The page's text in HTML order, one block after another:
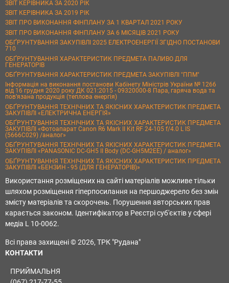
ЗВІТ КЕРІВНИКА ЗА 2020 РІК
ЗВІТ КЕРІВНИКА ЗА 2019 РІК
ЗВІТ ПРО ВИКОНАННЯ ФІНПЛАНУ ЗА 1 КВАРТАЛ 2021 РОКУ
ЗВІТ ПРО ВИКОНАННЯ ФІНПЛАНУ ЗА 6 МІСЯЦІВ 2021 РОКУ
ОБҐРУНТУВАННЯ ЗАКУПІВЛІ 2025 ЕЛЕКТРОЕНЕРГІЇ ЗГІДНО ПОСТАНОВИ
710
ОБҐРУНТУВАННЯ ХАРАКТЕРИСТИК ПРЕДМЕТА ПАЛИВО ДЛЯ
ГЕНЕРАТОРІВ
ОБҐРУНТУВАННЯ ХАРАКТЕРИСТИК ПРЕДМЕТА ЗАКУПІВЛІ "ППМ"
Інформація на виконання постанови Кабінету Міністрів України № 1266
від 16 грудня 2020 року ДК 021:2015 - 09320000-8 Пара, гаряча вода та
пов’язана продукція (теплова енергія)
ОБҐРУНТУВАННЯ ТЕХНІЧНИХ ТА ЯКІСНИХ ХАРАКТЕРИСТИК ПРЕДМЕТА
ЗАКУПІВЛІ «ЕЛЕКТРИЧНА ЕНЕРГІЯ»
ОБҐРУНТУВАННЯ ТЕХНІЧНИХ ТА ЯКІСНИХ ХАРАКТЕРИСТИК ПРЕДМЕТА
ЗАКУПІВЛІ «Фотоапарат Canon R6 Mark II Kit RF 24-105 f/4.0 L IS
(5666C029) /аналог»
ОБҐРУНТУВАННЯ ТЕХНІЧНИХ ТА ЯКІСНИХ ХАРАКТЕРИСТИК ПРЕДМЕТА
ЗАКУПІВЛІ «PANASONIC DC-GH5 II Body (DC-GH5M2EE) / аналог»
ОБҐРУНТУВАННЯ ТЕХНІЧНИХ ТА ЯКІСНИХ ХАРАКТЕРИСТИК ПРЕДМЕТА
ЗАКУПІВЛІ «БЕНЗИН - 95 (ДЛЯ ГЕНЕРАТОРІВ)»
Використання розміщених на сайті матеріалів можливе тільки
шляхом розміщення гіперпосилання на першоджерело без змін
змісту матеріалів та скорочень. Порушення авторських прав
карається законом. Ідентифікатор в Реєстрі суб'єктів у сфері
медіа L 10-0062.
Всі права захищені © 2026, ТРК "Рудана"
КОНТАКТИ
ПРИЙМАЛЬНЯ